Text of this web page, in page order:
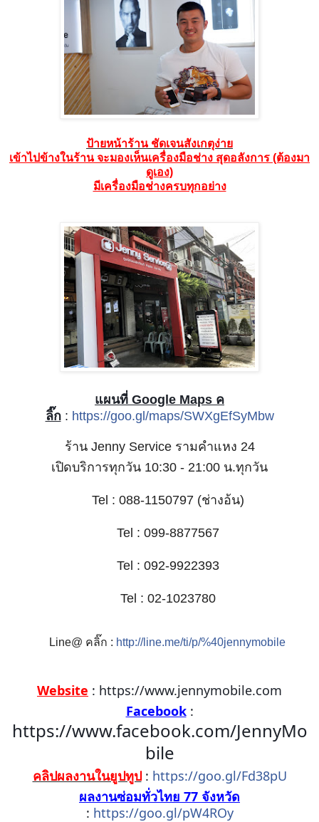
ป้ายหน้าร้าน ชัดเจนสังเกตุง่าย
เข้าไปข้างในร้าน จะมองเห็นเครื่องมือช่าง สุดอลังการ (ต้องมา
ดูเอง)
มีเครื่องมือช่างครบทุกอย่าง
แผนที่ Google Maps ค
ลิ๊ก: https://goo.gl/maps/SWXgEfSyMbw
ร้าน Jenny Service รามคำแหง 24
เปิดบริการทุกวัน 10:30 - 21:00 น.ทุกวัน
Tel : 088-1150797 (ช่างอ้น)
Tel : 099-8877567
Tel : 092-9922393
Tel : 02-‭1023780‬
Line@ คลิ๊ก : http://line.me/ti/p/%40jennymobile
Website : https://www.jennymobile.com
Facebook:
https://www.facebook.com/JennyMo
bile
คลิปผลงานในยูปทูป: https://goo.gl/Fd38pU
ผลงานซ่อมทั่วไทย 77 จังหวัด
: https://goo.gl/pW4ROy